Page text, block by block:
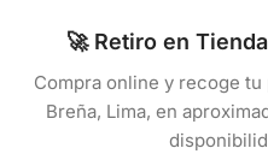
🚀 Retiro en
Compra online y recoge
Breña, Lima, en